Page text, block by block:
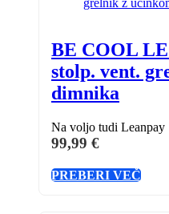
BE COOL
stolp. vent.
dimnika
Na voljo tudi Leanpay
99,99 €
PREBERI VEČ